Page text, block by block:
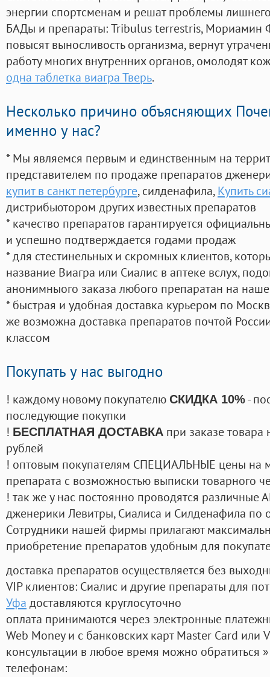
энергии спортсменам и решат проблемы
БАДы и препараты:Tribulus terrestris, Мориамин
повысят выносливость организма, вернут
работу многих внутренних органов, омолодят
одна таблетка виагра Тверь.
Несколько причино объясняющих
именно у нас?
* Мы являемся первым и единственным на
представителем по продаже препаратов
купит в санкт петербурге, силденафила, Купить
дистрибьютором других известных препаратов
* качество препаратов гарантируется
и успешно подтверждается годами продаж
* для стестинельных и скромных клиентов,
название Виагра или Сиалис в аптеке вслух,
анонимныого заказа любого препаратан на
* быстрая и удобная доставка курьером по
же возможна доставка препаратов почтой
классом
Покупать у нас выгодно
! каждому новому покупателю СКИДКА 10%-
последующие покупки
! БЕСПЛАТНАЯ ДОСТАВКА при заказе
рублей
! оптовым покупателям СПЕЦИАЛЬНЫЕ цены на
препарата с возможностью выписки товарного
! так же у нас постоянно проводятся
дженерики Левитры, Сиалиса и Силденафила по
Cотрудники нашей фирмы прилагают
приобретение препаратов удобным для
доставка препаратов осуществляется без
VIP клиентов: Сиалис и другие препараты для
Уфа доставляются круглосуточно
оплата принимаются через электронные
Web Money и с банковских карт Master Card или
консультации в любое время можно обратиться
телефонам: